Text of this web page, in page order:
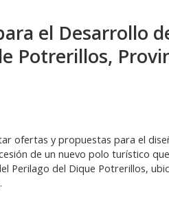
el Desarrollo
Potrerillos,
ofertas y propuestas para el
de un nuevo polo turístico
Perilago del Dique Potrerillos,